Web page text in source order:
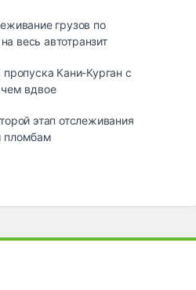
грузов по
весь автотранзит
пропуска Кани-Курган с
вдвое
этап отслеживания
пломбам